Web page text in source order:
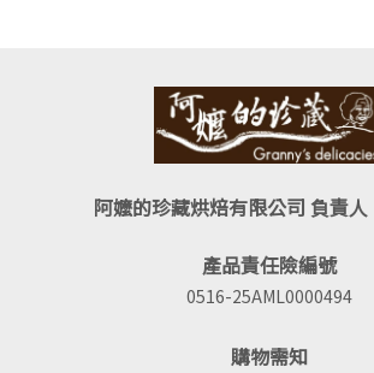
阿嬤的珍藏烘焙有限公司 負責
產品責任險編號
0516-25AML0000494
購物需知